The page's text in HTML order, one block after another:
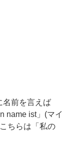
名前を言えば
name ist」(マイ
ちらは「私の